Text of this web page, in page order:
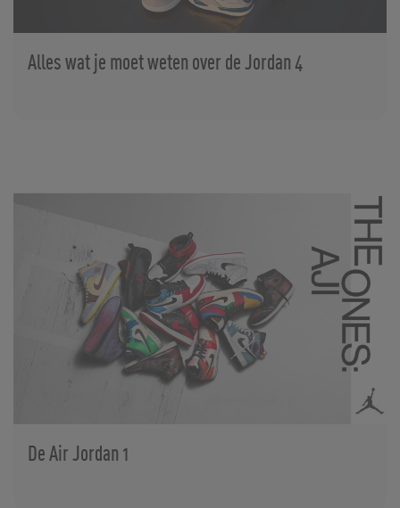
Alles wat je moet weten over de Jordan 4
De Air Jordan 1